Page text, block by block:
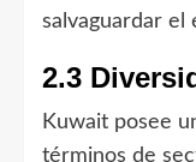
salvaguardar el
2.3
Kuwait posee
términos de